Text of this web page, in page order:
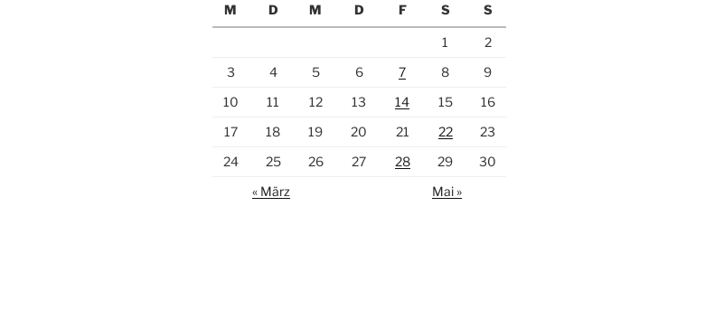
M
D M D F S S
1
2
3
4 5 6 7 8
9
10
11 12 13 14 15
16
17
18 19 20 21 22
23
24
25 26 27 28 29
30
« März
Mai »